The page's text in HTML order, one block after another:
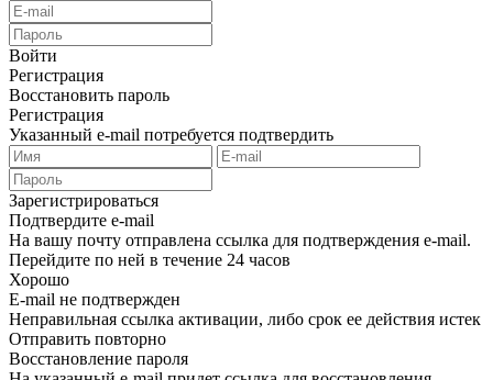
Войти
Регистрация
Восстановить пароль
Регистрация
Указанный e-mail потребуется подтвердить
Зарегистрироваться
Подтвердите e-mail
На вашу почту отправлена ссылка для подтверждения e-mail.
Перейдите по ней в течение 24 часов
Хорошо
E-mail не подтвержден
Неправильная ссылка активации, либо срок ее действия истек
Отправить повторно
Восстановление пароля